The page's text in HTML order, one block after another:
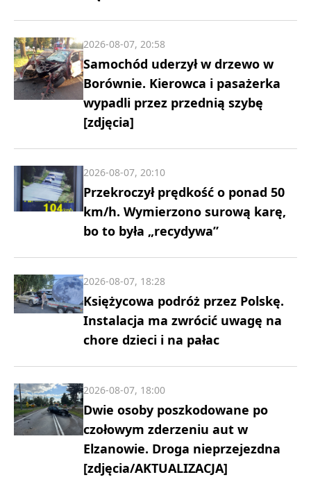
Samochód uderzył w drzewo w
Borównie. Kierowca i pasażerka
wypadli przez przednią szybę
[zdjęcia]
2026-08-07, 20:58
Przekroczył prędkość o ponad 50
km/h. Wymierzono surową karę,
bo to była „recydywa”
2026-08-07, 20:10
Księżycowa podróż przez Polskę.
Instalacja ma zwrócić uwagę na
chore dzieci i na pałac
2026-08-07, 18:28
Dwie osoby poszkodowane po
czołowym zderzeniu aut w
Elzanowie. Droga nieprzejezdna
[zdjęcia/AKTUALIZACJA]
2026-08-07, 18:00